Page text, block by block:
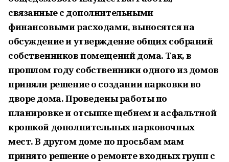
связанные с дополнительными
финансовыми расходами, выносятся на
обсуждение и утверждение общих собраний
собственников помещений дома. Так, в
прошлом году собственники одного из домов
приняли решение о создании парковки во
дворе дома. Проведены работы по
планировке и отсыпке щебнем и асфальтной
крошкой дополнительных парковочных
мест. В другом доме по просьбам мам
принято решение о ремонте входных групп с